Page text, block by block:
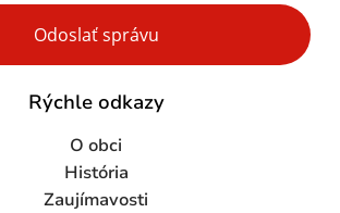
Response
Odoslať správu
Rýchle odkazy
O obci
História
Zaujímavosti